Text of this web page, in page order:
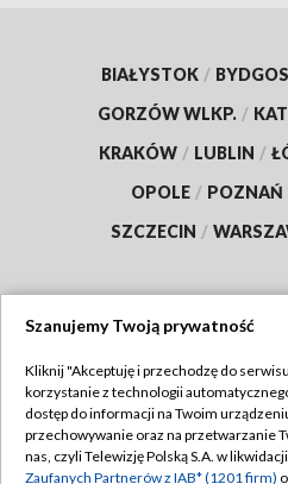
BIAŁYSTOK /
GORZÓW WLKP. /
KRAKÓW / LUBLIN /
OPOLE / POZNAŃ
SZCZECIN /
Abonament TVP
Emisja w TVP
Szanujemy Twoją prywatność
Kliknij "Akceptuję i przechodzę do
korzystanie z technologii
dostęp do informacji na Twoim
przechowywanie oraz na przetwarzanie
nas, czyli Telewizję Polską S.A. w
Zaufanych Partnerów z IAB* (1201 firm)